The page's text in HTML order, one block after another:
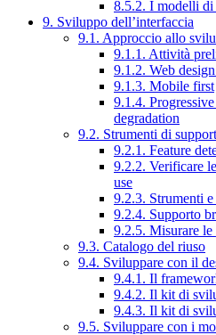
8.5.2. I modelli
9. Sviluppo dell’interfaccia
9.1. Approccio allo
9.1.1. Attività
9.1.2. Web
9.1.3. Mobile first
9.1.4.
degradation
9.2. Strumenti di
9.2.1. Feature
9.2.2. Verificare
use
9.2.3. Strumenti
9.2.4. Supporto
9.2.5. Misurare le
9.3. Catalogo del riuso
9.4. Sviluppare con il
9.4.1. Il
9.4.2. Il kit di
9.4.3. Il kit di
9.5. Sviluppare con i